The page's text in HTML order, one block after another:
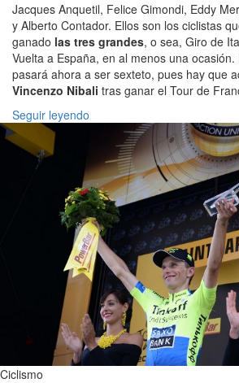
Jacques Anquetil, Felice Gimondi, Eddy
y Alberto Contador. Ellos son los ciclistas
ganado las tres grandes, o sea, Giro de
Vuelta a España, en al menos una
pasará ahora a ser sexteto, pues hay que
Vincenzo Nibali tras ganar el Tour de
Seguir leyendo
Ciclismo